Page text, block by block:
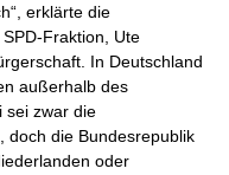
erklärte die
Fraktion, Ute
In Deutschland
außerhalb des
sei zwar die
doch die Bundesrepublik
oder